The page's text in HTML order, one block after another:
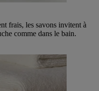
frais, les savons invitent à
comme dans le bain.